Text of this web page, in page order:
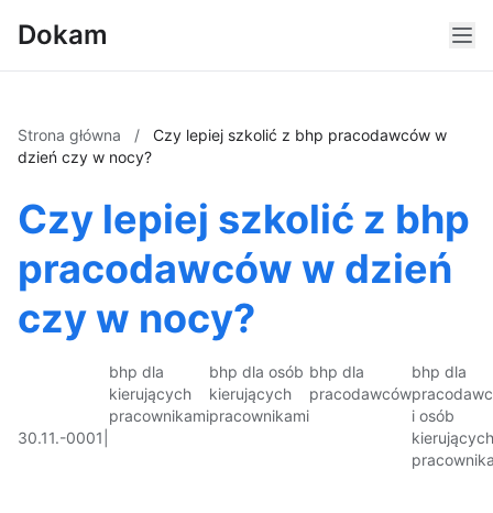
Dokam
Strona główna /
Czy lepiej szkolić z bhp pracodawców w
dzień czy w nocy?
Czy lepiej szkolić z bhp
pracodawców w dzień
czy w nocy?
30.11.-0001
bhp dla
kierujących
pracownikami
bhp dla osób
kierujących
pracownikami
bhp dla
pracodawców
bhp dla
i osób
kierujących